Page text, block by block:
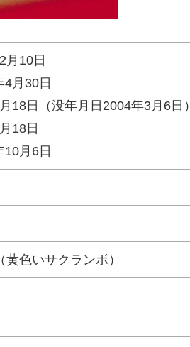
月10日
4月30日
18日（没年月日2004年3月6日）
18日
10月6日
色いサクランボ）